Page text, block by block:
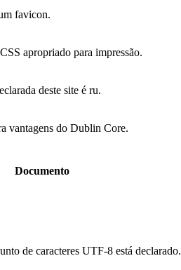
favicon.
apropriado para impressão.
deste site é ru.
vantagens do Dublin Core.
Documento
de caracteres UTF-8 está declarado.